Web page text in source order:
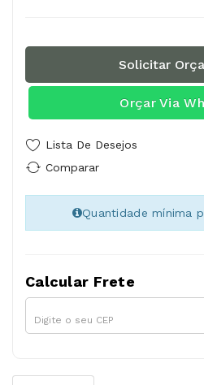
Solicitar
Orçar Via
Lista De Desejos
Comparar
Quantidade mínima
Calcular Frete